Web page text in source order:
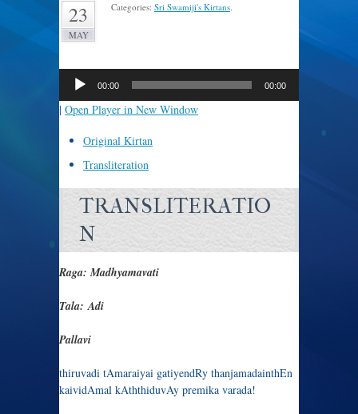
23
MAY
Categories: Sri Swamiji's Kirtans.
Player
00:00 00:00
| Open Player in New Window
Original Kirtan
Transliteration
TRANSLITERATIO
N
Raga: Madhyamavati
Tala: Adi
Pallavi
thiruvadi tAmaraiyai gatiyendRy thanjamadainthEn
kaividAmal kAththiduvAy premika varada!